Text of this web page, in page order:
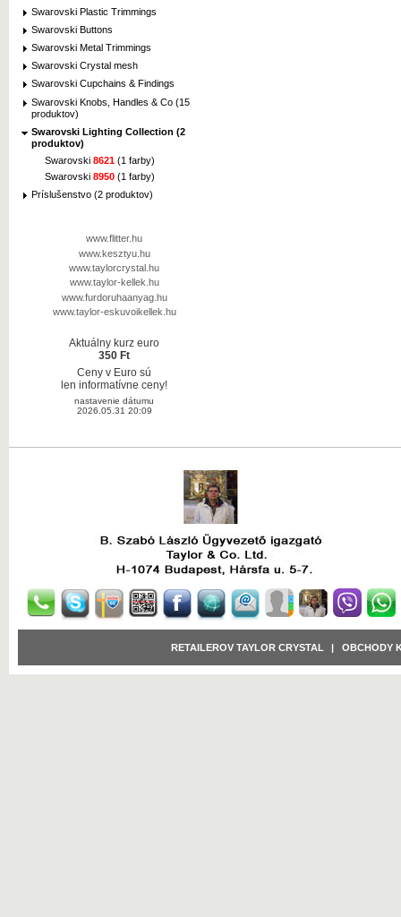
Swarovski Plastic Trimmings
Swarovski Buttons
Swarovski Metal Trimmings
Swarovski Crystal mesh
Swarovski Cupchains & Findings
Swarovski Knobs, Handles & Co (15
produktov)
Swarovski Lighting Collection (2
produktov)
Swarovski 8621 (1 farby)
Swarovski 8950 (1 farby)
Príslušenstvo (2 produktov)
www.flitter.hu
www.kesztyu.hu
www.taylorcrystal.hu
www.taylor-kellek.hu
www.furdoruhaanyag.hu
www.taylor-eskuvoikellek.hu
Aktuálny kurz euro
350 Ft
Ceny v Euro sú
len informatívne ceny!
nastavenie dátumu
2026.05.31 20:09
RETAILEROV TAYLOR CRYSTAL OBCHODY